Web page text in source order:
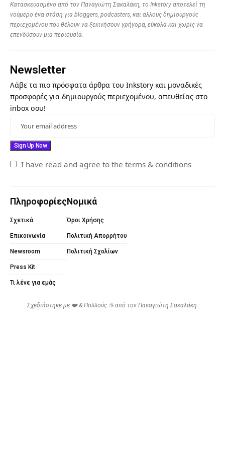
Κατασκευασμένο από τον Παναγιώτη Σακαλάκη, το Inkstory αποτελεί τη
νούμερο ένα στάση για bloggers, podcasters, και άλλους δημιουργούς
περιεχομένου που θέλουν να ξεκινήσουν γρήγορα, εύκολα και χωρίς να
επενδύσουν μια περιουσία.
Newsletter
Λάβε τα πιο πρόσφατα άρθρα του Inkstory και μοναδικές
προσφορές για δημιουργούς περιεχομένου, απευθείας στο
inbox σου!
I have read and agree to the terms & conditions
Πληροφορίες
Σχετικά
Επικοινωνία
Newsroom
Press Kit
Τι λένε για εμάς
Νομικά
Όροι Χρήσης
Πολιτική Απορρήτου
Πολιτική Σχολίων
Σχεδιάστηκε με ❤️ & Πολλούς ☕ από τον Παναγιώτη Σακαλάκη